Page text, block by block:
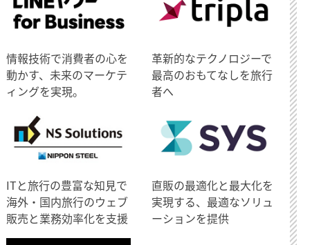
情報技術で消費者の心を
動かす、未来のマーケテ
ィングを実現。
革新的なテクノロジーで
最高のおもてなしを旅行
者へ
ITと旅行の豊富な知見で
海外・国内旅行のウェブ
販売と業務効率化を支援
直販の最適化と最大化を
実現する、最適なソリュ
ーションを提供